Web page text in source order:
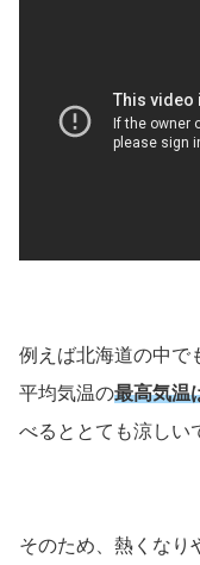
例えば北海道の中で
平均気温の最高気温
べるととても涼しい
そのため、熱くなり